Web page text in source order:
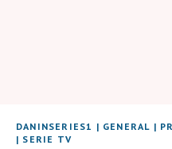
DANINSERIES1 | GENERAL |
| SERIE TV